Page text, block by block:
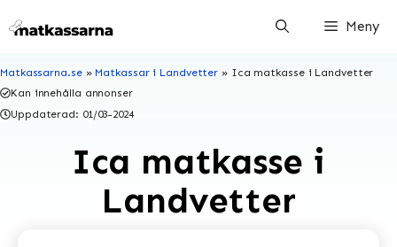
till
Meny
Matkassarna.se» Matkassar i Landvetter » Ica matkasse i Landvetter
Kan innehålla annonser
Uppdaterad: 01/03-2024
Ica matkasse i
Landvetter